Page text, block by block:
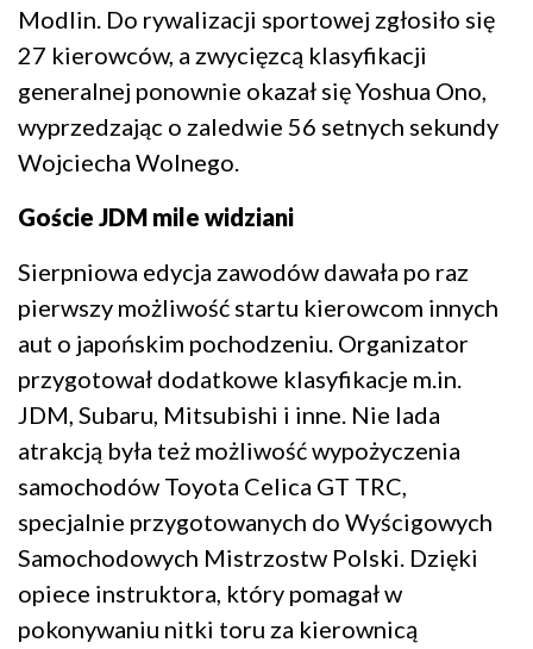
Modlin. Do rywalizacji sportowej zgłosiło się
27 kierowców, a zwycięzcą klasyfikacji
generalnej ponownie okazał się Yoshua Ono,
wyprzedzając o zaledwie 56 setnych sekundy
Wojciecha Wolnego.
Goście JDM mile widziani
Sierpniowa edycja zawodów dawała po raz
pierwszy możliwość startu kierowcom innych
aut o japońskim pochodzeniu. Organizator
przygotował dodatkowe klasyfikacje m.in.
JDM, Subaru, Mitsubishi i inne. Nie lada
atrakcją była też możliwość wypożyczenia
samochodów Toyota Celica GT TRC,
specjalnie przygotowanych do Wyścigowych
Samochodowych Mistrzostw Polski. Dzięki
opiece instruktora, który pomagał w
pokonywaniu nitki toru za kierownicą